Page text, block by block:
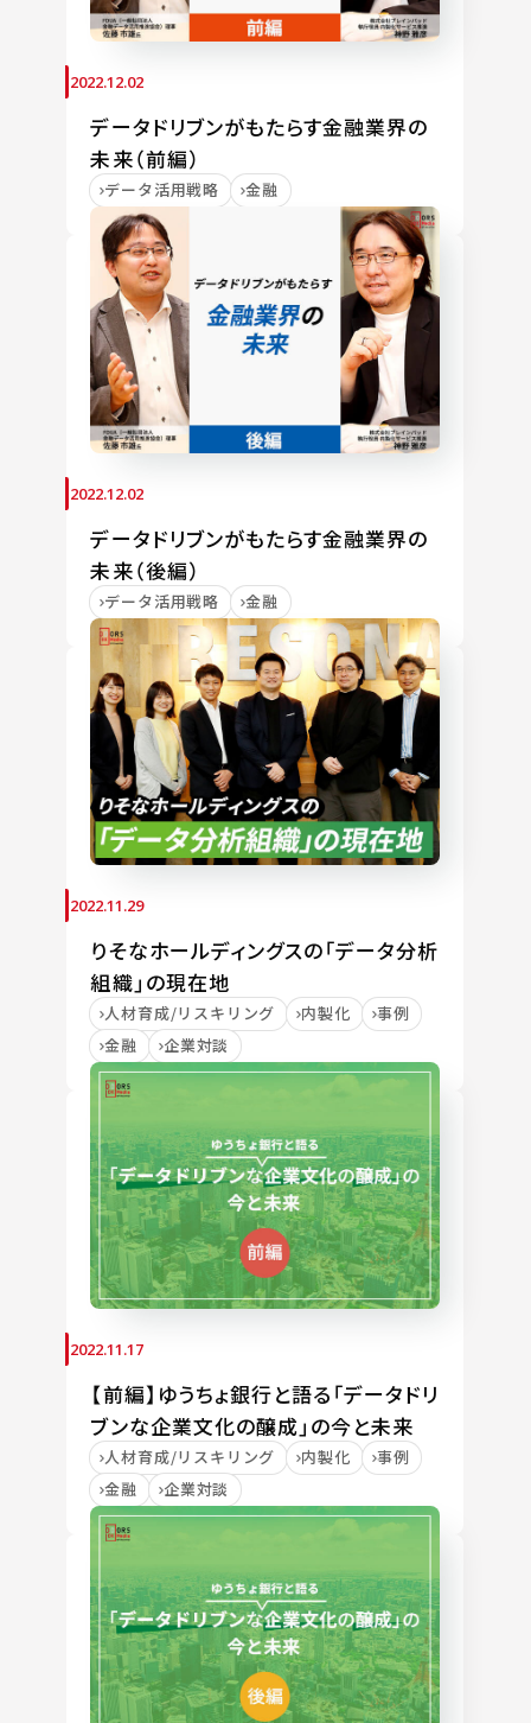
2022.12.02
データドリブンがもたらす金融業界の
未来（前編）
データ活用戦略 金融
2022.12.02
データドリブンがもたらす金融業界の
未来（後編）
データ活用戦略 金融
2022.11.29
りそなホールディングスの「データ分析
組織」の現在地
人材育成/リスキリング 内製化
事例
金融
企業対談
2022.11.17
【前編】ゆうちょ銀行と語る「データドリ
ブンな企業文化の醸成」の今と未来
人材育成/リスキリング 内製化
事例
金融
企業対談